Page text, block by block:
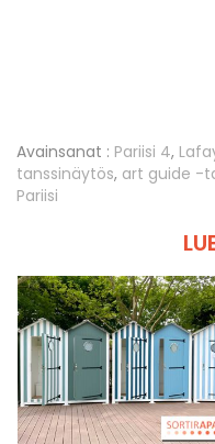
Avainsanat : Pariisi 4,
tanssinäytös, art guide -
Pariisi